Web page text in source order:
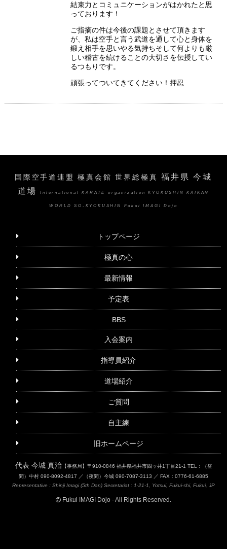
結束力とコミュニケーションがはかれたと思
っております！
ご指摘の件は今後の課題とさせて頂きます
が、私は空手と言う武道を通して心と身体を
鍛え相手を思いやる気持ちそして何よりも厳
しい稽古を続けることの大切さを伝授してい
るつもりです。
頑張ってついてきてください！押忍
国際空手道連盟 極真会館 世界総極真福井県 今城
道場
International KARATE organization KYOKUSHIN KAIKAN
WORLD SO-KYOKUSHIN Fukui IMAGI Dojo
トップページ
極真の心
最新情報
予定表
BBS
入会案内
指導員紹介
道場紹介
ご質問
自主練
旧ホームページ
代表 今城 真治【事務局】〒910-0846 福井県福井市四ッ井1丁目21-1 TEL：（昼
間）中村 090-8092-4817 ／（夜間）今城 090-7087-3113 ／ FAX：0776-61-6885
Representative : Shinji Imagi (5th Dan) Secretariat : 1-21-1, Yotsui, Fukui-shi, Fukui, JP
Fukui IMAGI Dojo - All Rights Reserved.